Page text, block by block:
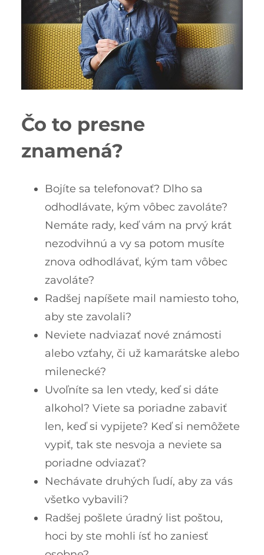
Čo to presne
znamená?
Bojíte sa telefonovať? Dlho sa
odhodlávate, kým vôbec zavoláte?
Nemáte rady, keď vám na prvý krát
nezodvihnú a vy sa potom musíte
znova odhodlávať, kým tam vôbec
zavoláte?
Radšej napíšete mail namiesto toho,
aby ste zavolali?
Neviete nadviazať nové známosti
alebo vzťahy, či už kamarátske alebo
milenecké?
Uvoľníte sa len vtedy, keď si dáte
alkohol? Viete sa poriadne zabaviť
len, keď si vypijete? Keď si nemôžete
vypiť, tak ste nesvoja a neviete sa
poriadne odviazať?
Nechávate druhých ľudí, aby za vás
všetko vybavili?
Radšej pošlete úradný list poštou,
hoci by ste mohli ísť ho zaniesť